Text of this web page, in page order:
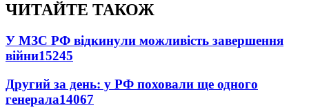
ЧИТАЙТЕ ТАКОЖ
У МЗС РФ відкинули можливість завершення
війни15245
Другий за день: у РФ поховали ще одного
генерала14067